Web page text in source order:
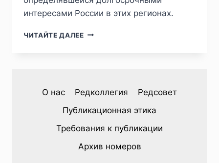
интересами России в этих регионах.
ЧИТАЙТЕ ДАЛЕЕПИЖ
ГОРЧАКОВЫ
ОПЕРАЦИИ
РУССКОГО
ОБЩЕСТВА
ПАРОХОДСТВА
О нас Редколлегия
Редсовет
Публикационная этика
Требования к публикации
Архив номеров